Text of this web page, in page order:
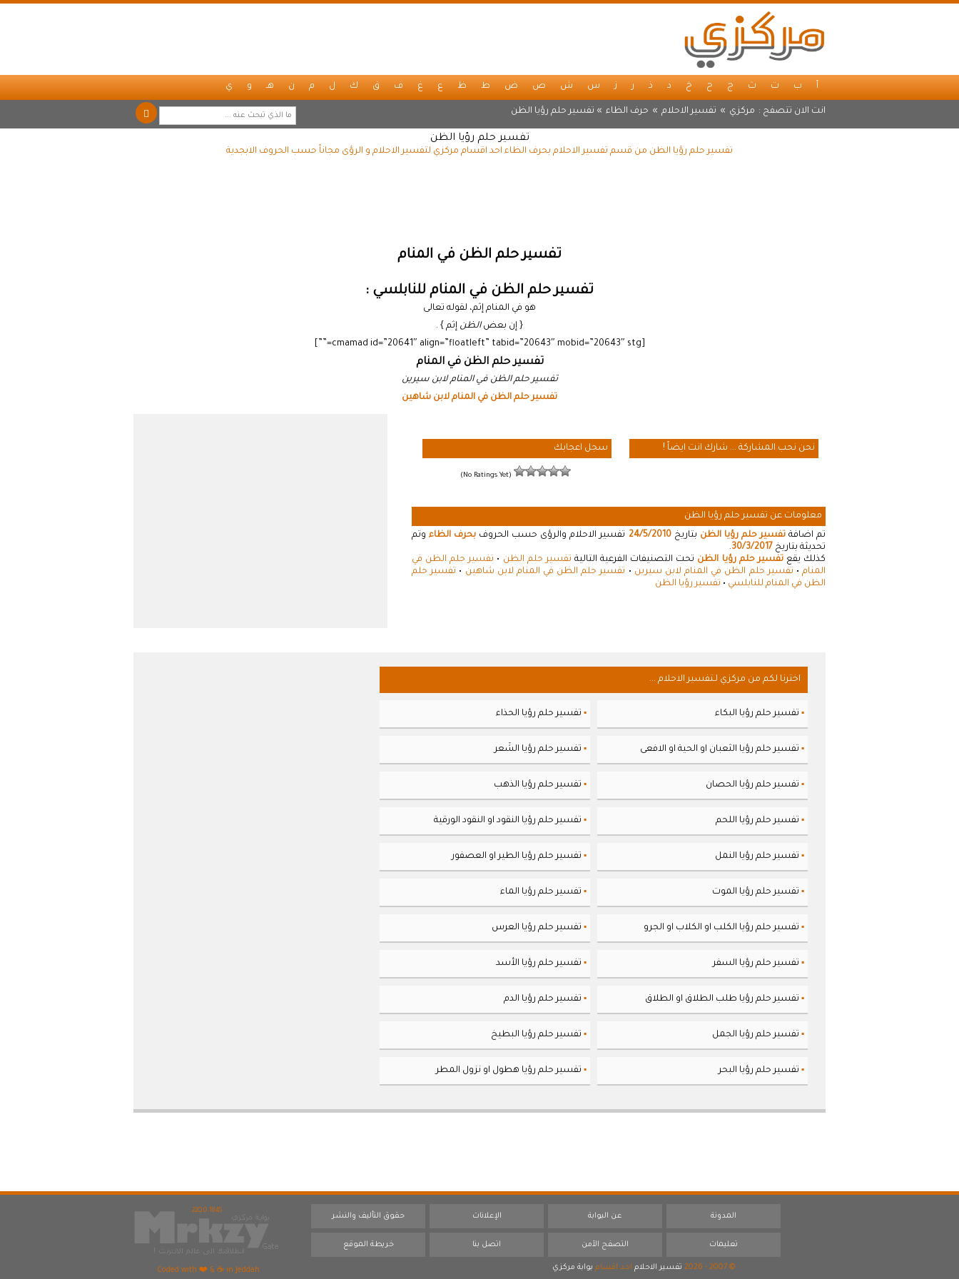
أ ب ت ث ج ح خ د ذ ر ز س ش ص ض ط ظ ع غ ف ق ك ل م ن هـ و ي
انت الان تتصفح : مركزي » تفسير الاحلام » حرف الظاء » تفسير حلم رؤيا الظن
تفسير حلم رؤيا الظن
تفسير حلم رؤيا الظن من قسم تفسير الاحلام بحرف الظاء احد اقسام مركزي لتفسير الاحلام و الرؤى مجاناً حسب الحروف الابجدية
تفسير حلم الظن في المنام
تفسير حلم الظن في المنام للنابلسي :
هو في المنام إثم، لقوله تعالى
{ إن بعضالظن إثم } .
[cmamad id=”20641″ align=”floatleft” tabid=”20643″ mobid=”20643″ stg=””]
تفسير حلم الظن في المنام
تفسير حلم الظن في المنام لابن سيرين
تفسير حلم الظن في المنام لابن شاهين
نحن نحب المشاركة ... شارك انت ايضاً ! سجل اعجابك
(No Ratings Yet)
معلومات عن تفسير حلم رؤيا الظن
تم اضافةتفسير حلم رؤيا الظن بتاريخ24/5/2010 تفسير الاحلام والرؤى حسب الحروف بحرف الظاءوتم
تحديثة بتاريخ 30/3/2017
.
كذلك يقعتفسير حلم رؤيا الظن تحت التصنيفات الفرعية التالية تفسير حلم الظن • تفسير حلم الظن في
المنام• تفسير حلم الظن في المنام لابن سيرين • تفسير حلم الظن في المنام لابن شاهين • تفسير حلم
الظن في المنام للنابلسي • تفسير رؤيا الظن
اخترنا لكم من مركزي لـتفسير الاحلام ...
▪ تفسير حلم رؤيا البكاء ▪ تفسير حلم رؤيا الحذاء
▪ تفسير حلم رؤيا الثعبان او الحية او الافعى ▪ تفسير حلم رؤيا الشَعر
▪ تفسير حلم رؤيا الحصان ▪ تفسير حلم رؤيا الذهب
▪ تفسير حلم رؤيا اللحم ▪ تفسير حلم رؤيا النقود او النقود الورقية
▪ تفسير حلم رؤيا النمل ▪ تفسير حلم رؤيا الطير او العصفور
▪ تفسير حلم رؤيا الموت ▪ تفسير حلم رؤيا الماء
▪ تفسير حلم رؤيا الكلب او الكلاب او الجرو ▪ تفسير حلم رؤيا العرس
▪ تفسير حلم رؤيا السفر ▪ تفسير حلم رؤيا الأسد
▪ تفسير حلم رؤيا طلب الطلاق او الطلاق ▪ تفسير حلم رؤيا الدم
▪ تفسير حلم رؤيا الجمل ▪ تفسير حلم رؤيا البطيخ
▪ تفسير حلم رؤيا البحر ▪ تفسير حلم رؤيا هطول او نزول المطر
22Q 0.184S
المدونة عن البوابة الإعلانات حقوق التأليف والنشر
تعليمات التصفح الآمن اتصل بنا خريطة الموقع
© 2007 - 2026 تفسير الاحلام احد اقسام بوابة مركزي Coded with ❤️ & ☕ in Jeddah